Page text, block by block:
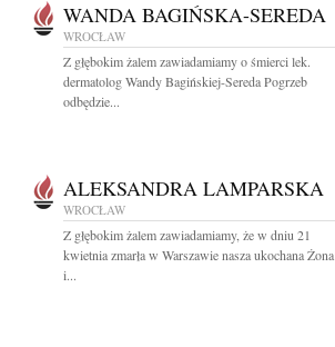
WANDA BAGIŃSKA-SEREDA
WROCŁAW
Z głębokim żalem zawiadamiamy o śmierci lek.
dermatolog Wandy Bagińskiej-Sereda Pogrzeb
odbędzie...
ALEKSANDRA LAMPARSKA
WROCŁAW
Z głębokim żalem zawiadamiamy, że w dniu 21
kwietnia zmarła w Warszawie nasza ukochana Żona
i...